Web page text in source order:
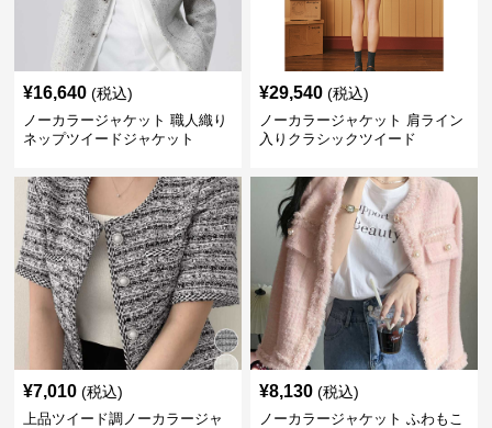
¥16,640 (税込)
ノーカラージャケット 職人織り
ネップツイードジャケット
¥29,540 (税込)
ノーカラージャケット 肩ライン
入りクラシックツイード
¥7,010 (税込)
上品ツイード調ノーカラージャ
¥8,130 (税込)
ノーカラージャケット ふわもこ